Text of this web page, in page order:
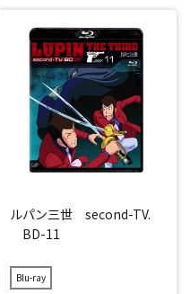
ルパン三世 second-TV.
BD-11
Blu-ray